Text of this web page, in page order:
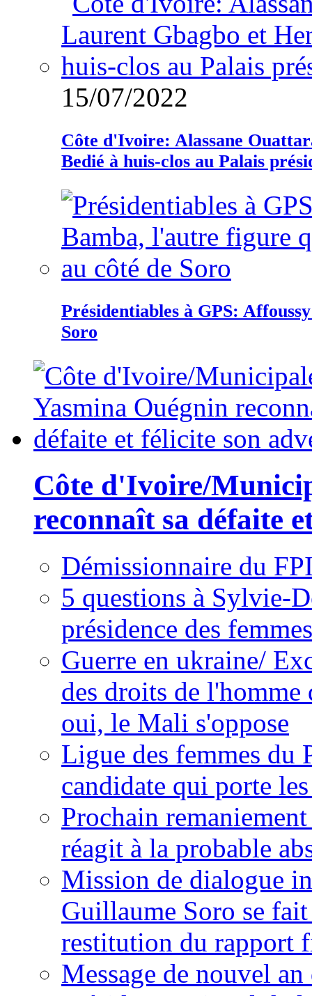
15/07/2022
Côte d'Ivoire: Alassane
Bedié à huis-clos au Palais
Présidentiables à GPS:
Soro
Côte d'Ivoire/
reconnaît sa défaite
Démissionnaire du
5 questions à Sylvie-
présidence des
Guerre en ukraine/
des droits de
oui, le Mali s'oppose
Ligue des femmes du
candidate qui porte
Prochain
réagit à la probable
Mission de dialogue
Guillaume Soro se
restitution du rapport
Message de nouvel